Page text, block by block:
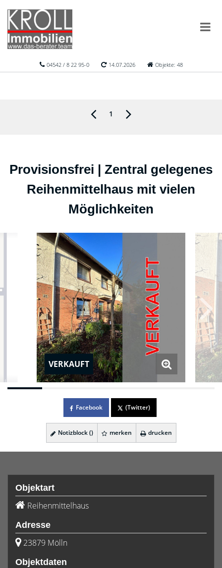
04542 / 8 22 95-0 14.07.2026 Objekte: 48
1
Provisionsfrei | Zentral gelegenes
Reihenmittelhaus mit vielen
Möglichkeiten
VERKAUFT
Facebook (Twitter)
Notizblock () merken drucken
Objektart
Reihenmittelhaus
Adresse
23879 Mölln
Objektdaten